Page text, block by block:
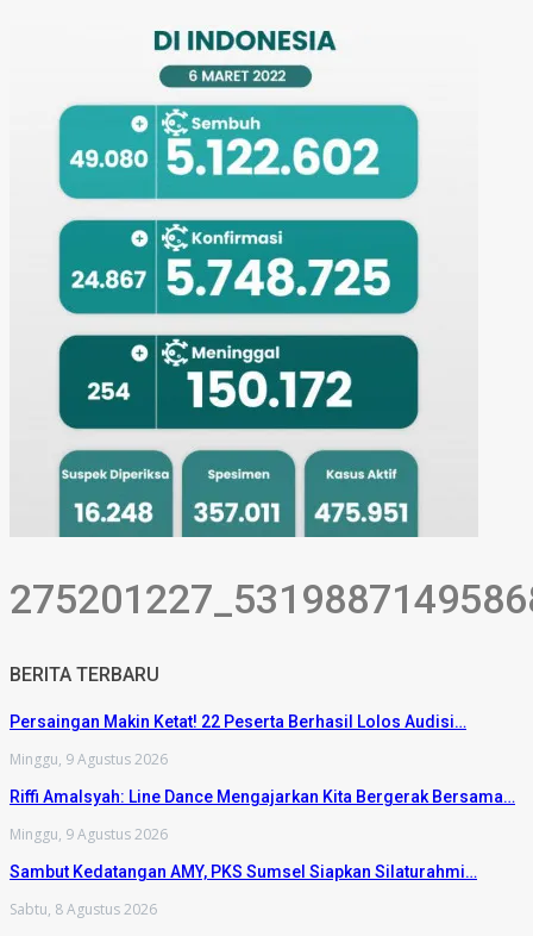
BERITA TERBARU
Persaingan Makin Ketat! 22 Peserta Berhasil Lolos Audisi…
Minggu, 9 Agustus 2026
Riffi Amalsyah: Line Dance Mengajarkan Kita Bergerak Bersama…
Minggu, 9 Agustus 2026
Sambut Kedatangan AMY, PKS Sumsel Siapkan Silaturahmi…
Sabtu, 8 Agustus 2026